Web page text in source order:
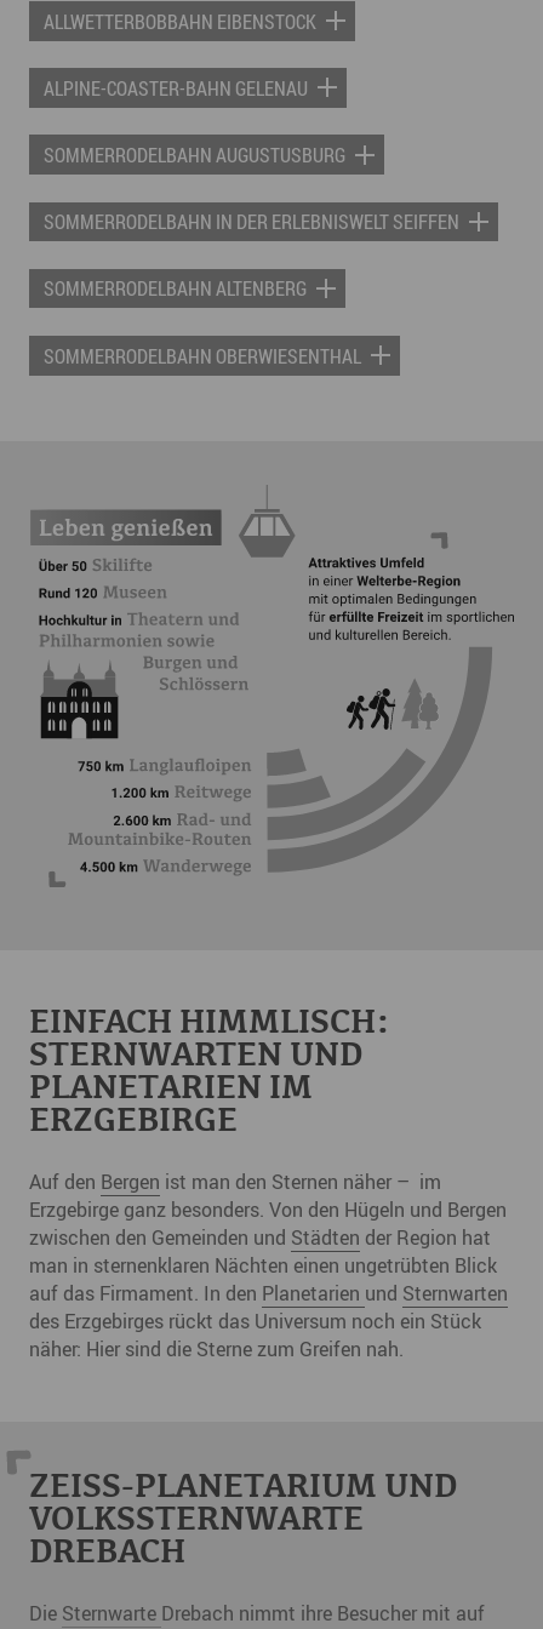
ALLWETTERBOBBAHN EIBENSTOCK
ALPINE-COASTER-BAHN GELENAU
SOMMERRODELBAHN AUGUSTUSBURG
SOMMERRODELBAHN IN DER ERLEBNISWELT SEIFFEN
SOMMERRODELBAHN ALTENBERG
SOMMERRODELBAHN OBERWIESENTHAL
EINFACH HIMMLISCH:
STERNWARTEN UND
PLANETARIEN IM
ERZGEBIRGE
Auf den Bergen ist man den Sternen näher – im
Erzgebirge ganz besonders. Von den Hügeln und Bergen
zwischen den Gemeinden und Städten der Region hat
man in sternenklaren Nächten einen ungetrübten Blick
auf das Firmament. In den Planetarien und Sternwarten
des Erzgebirges rückt das Universum noch ein Stück
näher: Hier sind die Sterne zum Greifen nah.
ZEISS-PLANETARIUM UND
VOLKSSTERNWARTE
DREBACH
Die Sternwarte Drebach nimmt ihre Besucher mit auf